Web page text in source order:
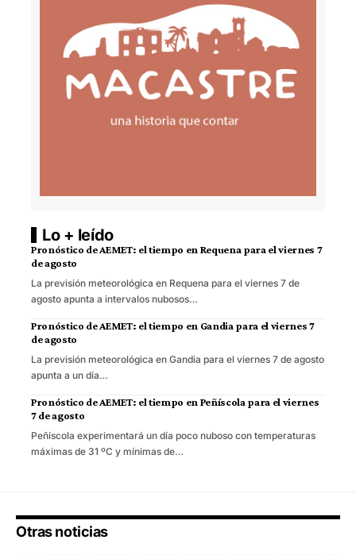
Lo + leído
Pronóstico de AEMET: el tiempo en Requena para el viernes 7
de agosto
La previsión meteorológica en Requena para el viernes 7 de
agosto apunta a intervalos nubosos…
Pronóstico de AEMET: el tiempo en Gandia para el viernes 7
de agosto
La previsión meteorológica en Gandia para el viernes 7 de agosto
apunta a un día…
Pronóstico de AEMET: el tiempo en Peñíscola para el viernes
7 de agosto
Peñíscola experimentará un día poco nuboso con temperaturas
máximas de 31 ºC y mínimas de…
Otras noticias